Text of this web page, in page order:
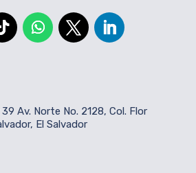
39 Av. Norte No. 2128, Col. Flor
El Salvador